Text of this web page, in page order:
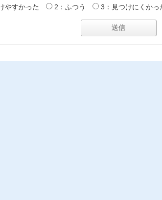
やすかった 2：ふつう 3：見つけにくかっ